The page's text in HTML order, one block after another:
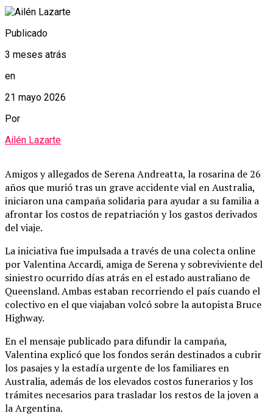
Publicado
3 meses atrás
en
21 mayo 2026
Por
Ailén Lazarte
Amigos y allegados de Serena Andreatta, la rosarina de 26
años que murió tras un grave accidente vial en Australia,
iniciaron una campaña solidaria para ayudar a su familia a
afrontar los costos de repatriación y los gastos derivados
del viaje.
La iniciativa fue impulsada a través de una colecta online
por Valentina Accardi, amiga de Serena y sobreviviente del
siniestro ocurrido días atrás en el estado australiano de
Queensland. Ambas estaban recorriendo el país cuando el
colectivo en el que viajaban volcó sobre la autopista Bruce
Highway.
En el mensaje publicado para difundir la campaña,
Valentina explicó que los fondos serán destinados a cubrir
los pasajes y la estadía urgente de los familiares en
Australia, además de los elevados costos funerarios y los
trámites necesarios para trasladar los restos de la joven a
la Argentina.